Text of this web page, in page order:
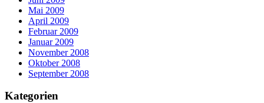
Mai 2009
April 2009
Februar 2009
Januar 2009
November 2008
Oktober 2008
September 2008
Kategorien